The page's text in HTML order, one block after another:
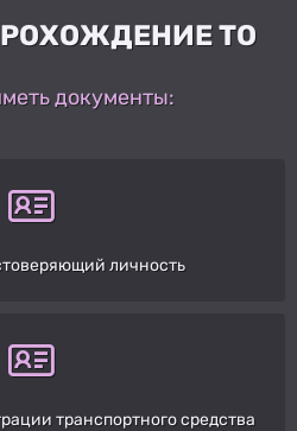
ТО
документы:
личность
транспортного средства